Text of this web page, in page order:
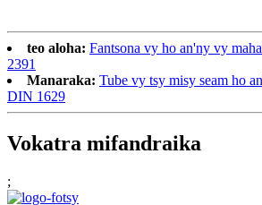
teo aloha: Fantsona vy ho an'ny vy
2391
Manaraka: Tube vy tsy misy seam ho
DIN 1629
Vokatra mifandraika
;